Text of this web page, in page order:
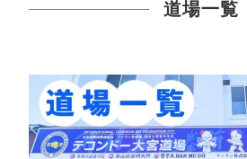
道場一覧